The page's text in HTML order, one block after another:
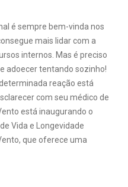
é sempre bem-vinda nos
mais lidar com a
internos. Mas é preciso
adoecer tentando sozinho!
reação está
com seu médico de
está inaugurando o
Vida e Longevidade
que oferece uma